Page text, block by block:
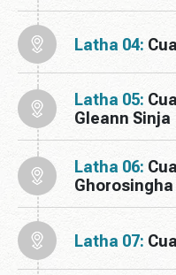
Latha 04:
Latha 05:
Gleann Sinja
Latha 06:
Ghorosingha
Latha 07: